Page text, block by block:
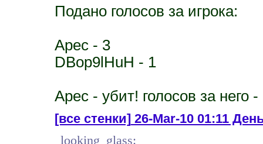
Подано голосов за игрока:
Apec - 3
DBop9lHuH - 1
Apec - убит! голосов за него -
[все стенки]26-Mar-10 01:11
looking_glass: